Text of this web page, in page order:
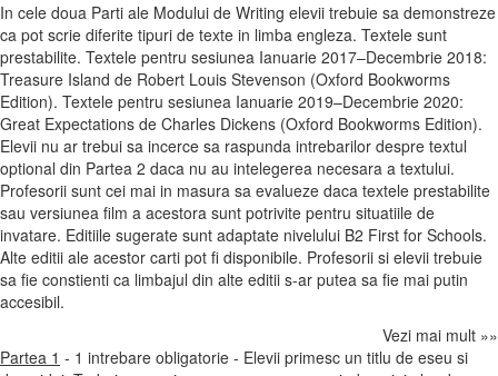
In cele doua Parti ale Modului de Writing elevii trebuie sa demonstreze
ca pot scrie diferite tipuri de texte in limba engleza. Textele sunt
prestabilite. Textele pentru sesiunea Ianuarie 2017–Decembrie 2018:
Treasure Island de Robert Louis Stevenson (Oxford Bookworms
Edition). Textele pentru sesiunea Ianuarie 2019–Decembrie 2020:
Great Expectations de Charles Dickens (Oxford Bookworms Edition).
Elevii nu ar trebui sa incerce sa raspunda intrebarilor despre textul
optional din Partea 2 daca nu au intelegerea necesara a textului.
Profesorii sunt cei mai in masura sa evalueze daca textele prestabilite
sau versiunea film a acestora sunt potrivite pentru situatiile de
invatare. Editiile sugerate sunt adaptate nivelului B2 First for Schools.
Alte editii ale acestor carti pot fi disponibile. Profesorii si elevii trebuie
sa fie constienti ca limbajul din alte editii s-ar putea sa fie mai putin
accesibil.
Vezi mai mult »»
Partea 1 - 1 intrebare obligatorie - Elevii primesc un titlu de eseu si